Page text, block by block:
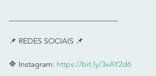
📌 REDES SOCIAIS 📌
🔷 Instagram: https://bit.ly/3xAY2d6